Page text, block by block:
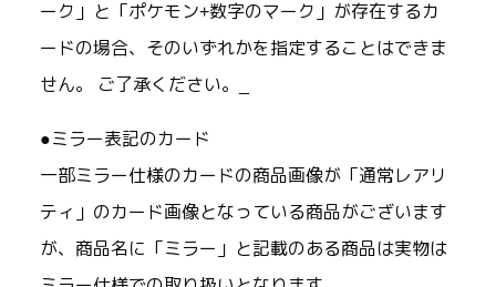
ーク」と「ポケモン+数字のマーク」が存在するカ
ードの場合、そのいずれかを指定することはできま
せん。 ご了承ください。_
●ミラー表記のカード
一部ミラー仕様のカードの商品画像が「通常レアリ
ティ」のカード画像となっている商品がございます
が、商品名に「ミラー」と記載のある商品は実物は